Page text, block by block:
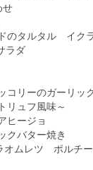
せ
のタルタル イク
ラダ
コリーのガーリッ
リュフ風味～
ヒージョ
クバター焼き
オムレツ ポルチ